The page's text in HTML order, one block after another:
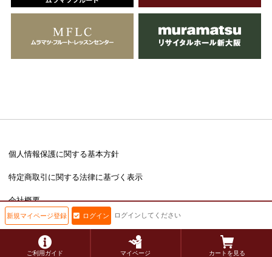
個人情報保護に関する基本方針
特定商取引に関する法律に基づく表示
会社概要
Copyright © muramatsu inc. All Rights Reserved.
新規マイページ登録 ログイン ログインしてください
ご利用ガイド マイページ カートを見る